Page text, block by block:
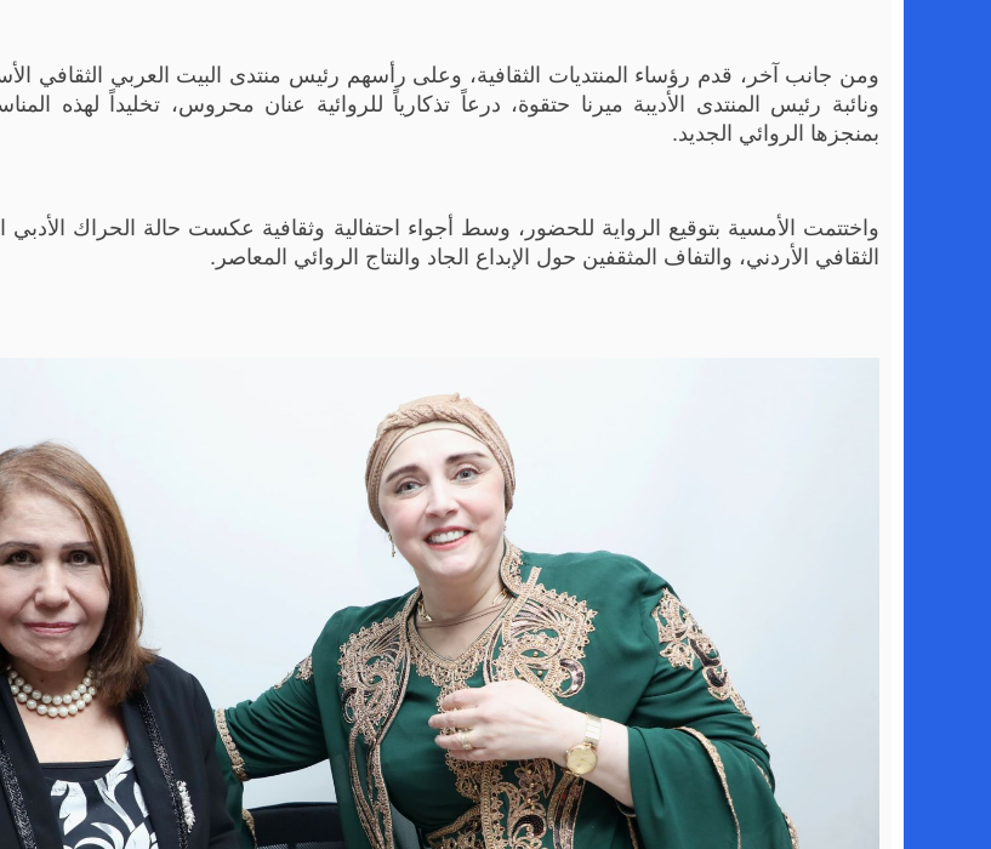
ومن جانب آخر، قدم رؤساء المنتديات الثقافية، وعلى رأسهم رئيس منتدى البيت العربي الثقافي
ونائبة رئيس المنتدى الأديبة ميرنا حتقوة، درعاً تذكارياً للروائية عنان محروس، تخليداً لهذه
بمنجزها الروائي الجديد.
واختتمت الأمسية بتوقيع الرواية للحضور، وسط أجواء احتفالية وثقافية عكست حالة الحراك
الثقافي الأردني، والتفاف المثقفين حول الإبداع الجاد والنتاج الروائي المعاصر.